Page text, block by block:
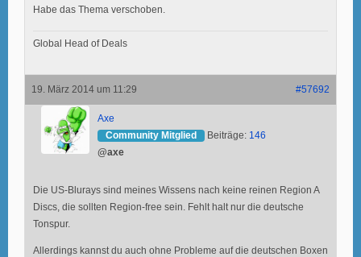
Habe das Thema verschoben.
Global Head of Deals
19. März 2014 um 11:29 #57692
Axe
Community Mitglied
Beiträge: 146
@axe
Die US-Blurays sind meines Wissens nach keine reinen Region A
Discs, die sollten Region-free sein. Fehlt halt nur die deutsche
Tonspur.
Allerdings kannst du auch ohne Probleme auf die deutschen Boxen